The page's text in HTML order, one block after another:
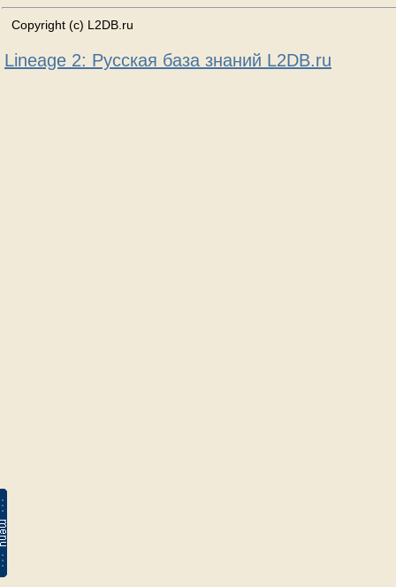
Copyright (c) L2DB.ru
Lineage 2: Русская база знаний L2DB.ru